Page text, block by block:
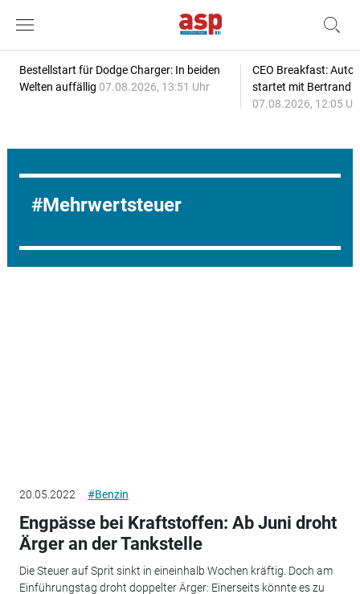
Bestellstart für Dodge Charger: In beiden
Welten auffällig 07.08.2026, 13:51 Uhr
CEO Breakfast:
startet mit Bertrand
07.08.2026, 12:05
Mehrwertsteuer
20.05.2022 #Benzin
Engpässe bei Kraftstoffen: Ab Juni droht
Ärger an der Tankstelle
Die Steuer auf Sprit sinkt in eineinhalb Wochen kräftig. Doch am
Einführungstag droht doppelter Ärger: Einerseits könnte es zu